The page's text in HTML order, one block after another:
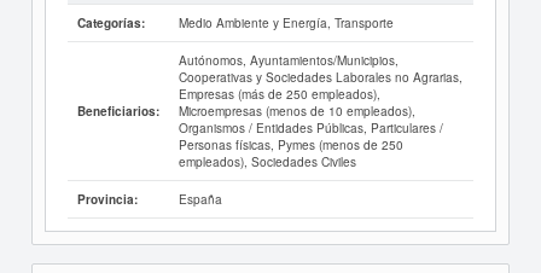
Categorías: Medio Ambiente y Energía, Transporte
Beneficiarios:
Autónomos, Ayuntamientos/Municipios,
Cooperativas y Sociedades Laborales no Agrarias,
Empresas (más de 250 empleados),
Microempresas (menos de 10 empleados),
Organismos / Entidades Públicas, Particulares /
Personas físicas, Pymes (menos de 250
empleados), Sociedades Civiles
Provincia: España